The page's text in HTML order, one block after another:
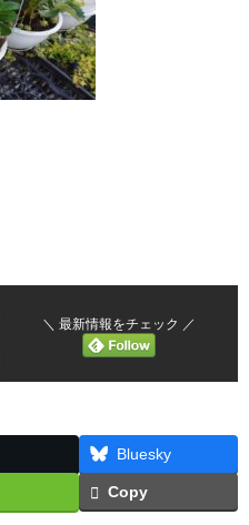
＼ 最新情報をチェック ／
Bluesky
Copy